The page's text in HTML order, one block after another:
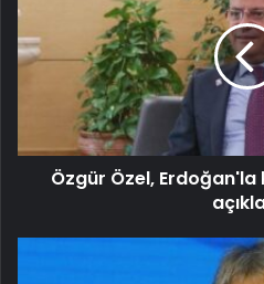
Özgür Özel, Erdoğan'la